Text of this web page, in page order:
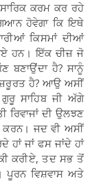
ਕਰਮ ਕਰ ਰਹੇ
ਹੋਵੇਗਾ ਕਿ ਇਥੇ
ਕਿਸਮਾਂ ਦੀਆਂ
ਹਨ। ਇੱਕ ਚੀਜ਼ ਜੋ
ਬਣਾਉਂਦਾ ਹੈ? ਸਾਨੂੰ
ਹੈ? ਆਉ ਅਸੀਂ
ਸਾਹਿਬ ਜੀ ਅੱਗੇ
ਰਿਵਾਜਾਂ ਦੀ ਉਲਝਣ
ਜਦ ਵੀ ਅਸੀਂ
ਜਾਂ ਫਸ ਜਾਂਦੇ ਹਾਂ
ਕਰੀਏ, ਤਦ ਸਭ ਤੋਂ
ਪੂਰਨ ਵਿਸ਼ਵਾਸ ਅਤੇ